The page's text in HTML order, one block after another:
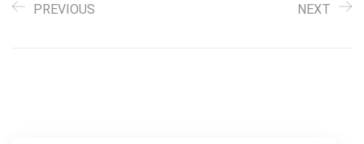
PREVIOUS NEXT